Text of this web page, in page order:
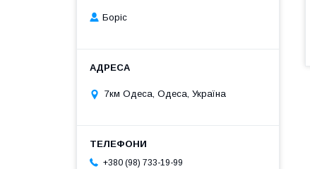
Борiс
7км Одеса, Одеса, Україна
+380 (98) 733-19-99